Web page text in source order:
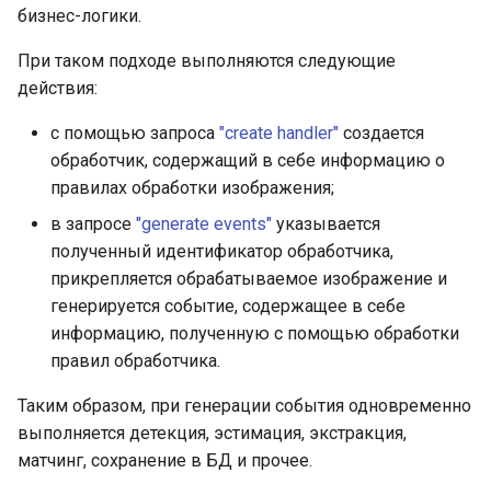
бизнес-логики.
При таком подходе выполняются следующие
действия:
с помощью запроса "create handler" создается
обработчик, содержащий в себе информацию о
правилах обработки изображения;
в запросе "generate events" указывается
полученный идентификатор обработчика,
прикрепляется обрабатываемое изображение и
генерируется событие, содержащее в себе
информацию, полученную с помощью обработки
правил обработчика.
Таким образом, при генерации события одновременно
выполняется детекция, эстимация, экстракция,
матчинг, сохранение в БД и прочее.